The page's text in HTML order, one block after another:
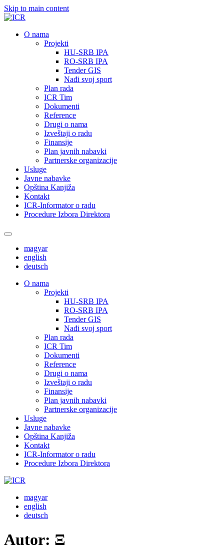
Skip to main content
О nama
Projekti
HU-SRB IPA
RO-SRB IPA
Tender GIS
Nađi svoj sport
Plan rada
ICR Tim
Dokumenti
Reference
Drugi o nama
Izveštaji o radu
Finansije
Plan javnih nabavki
Partnerske organizacije
Usluge
Javne nabavke
Opština Kanjiža
Kontakt
ICR-Informator o radu
Procedure Izbora Direktora
magyar
english
deutsch
О nama
Projekti
HU-SRB IPA
RO-SRB IPA
Tender GIS
Nađi svoj sport
Plan rada
ICR Tim
Dokumenti
Reference
Drugi o nama
Izveštaji o radu
Finansije
Plan javnih nabavki
Partnerske organizacije
Usluge
Javne nabavke
Opština Kanjiža
Kontakt
ICR-Informator o radu
Procedure Izbora Direktora
magyar
english
deutsch
Autor: Ξ